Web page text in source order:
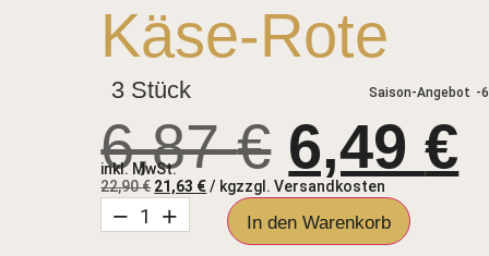
Käse-Rote
3 Stück Saison-Angebot -
6,87€ 6,49€
inkl. MwSt.
22,90€ 21,63 €/ kgzzgl.Versandkosten
− + In den Warenkorb